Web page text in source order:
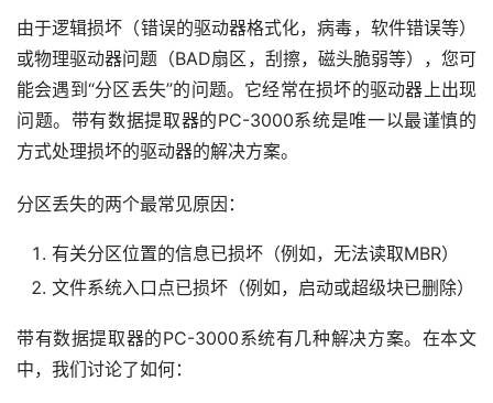
由于逻辑损坏（错误的驱动器格式化，病毒，软件错误等）
或物理驱动器问题（BAD扇区，刮擦，磁头脆弱等），您可
能会遇到“分区丢失”的问题。它经常在损坏的驱动器上出现
问题。带有数据提取器的PC-3000系统是唯一以最谨慎的
方式处理损坏的驱动器的解决方案。
分区丢失的两个最常见原因：
有关分区位置的信息已损坏（例如，无法读取MBR）
文件系统入口点已损坏（例如，启动或超级块已删除）
带有数据提取器的PC-3000系统有几种解决方案。在本文
中，我们讨论了如何：